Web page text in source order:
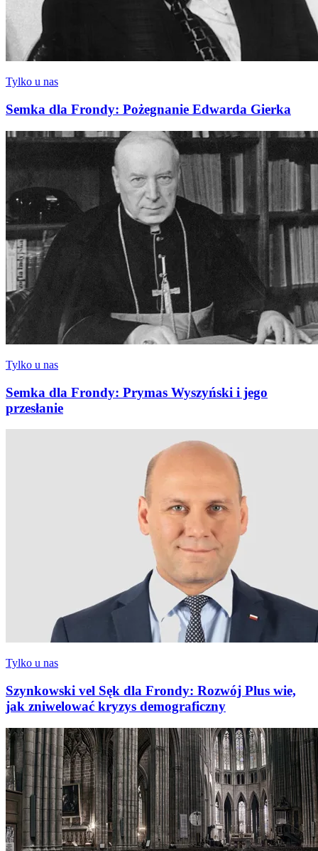
Tylko u nas
Semka dla Frondy: Pożegnanie Edwarda Gierka
Tylko u nas
Semka dla Frondy: Prymas Wyszyński i jego
przesłanie
Tylko u nas
Szynkowski vel Sęk dla Frondy: Rozwój Plus wie,
jak zniwelować kryzys demograficzny